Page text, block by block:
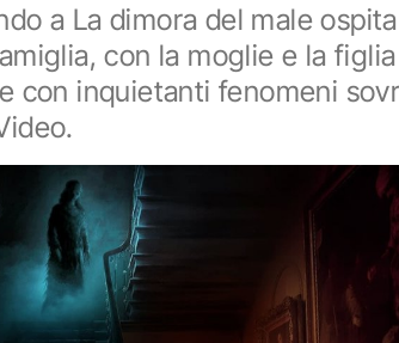
a La dimora del male
con la moglie e la
con inquietanti fenomeni